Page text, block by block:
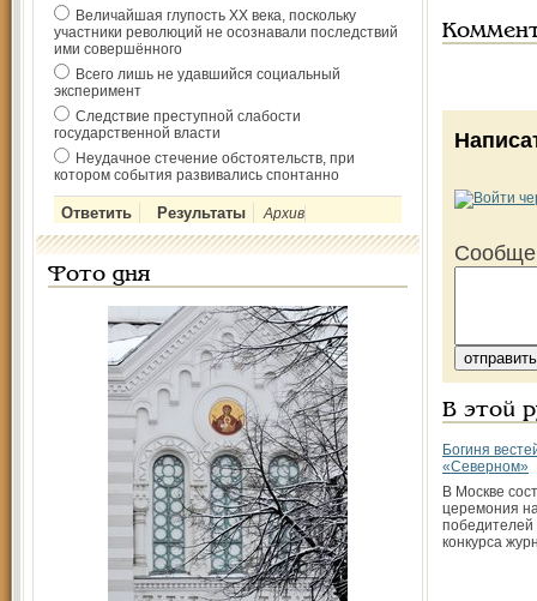
Величайшая глупость ХХ века, поскольку
участники революций не осознавали последствий
ими совершённого
Всего лишь не удавшийся социальный
эксперимент
Следствие преступной слабости
государственной власти
Неудачное стечение обстоятельств, при
котором события развивались спонтанно
Архив
Фото дня
В этой
Богиня
«Северном»
В Москве
церемония
победителей
конкурса